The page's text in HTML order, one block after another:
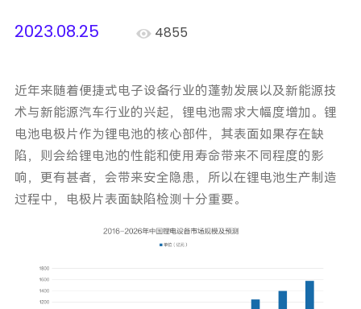
2023.08.25
4855
近年来随着便捷式电子设备行业的蓬勃发展以及新能源技
术与新能源汽车行业的兴起，锂电池需求大幅度增加。锂
电池电极片作为锂电池的核心部件，其表面如果存在缺
陷，则会给锂电池的性能和使用寿命带来不同程度的影
响，更有甚者，会带来安全隐患，所以在锂电池生产制造
过程中，电极片表面缺陷检测十分重要。